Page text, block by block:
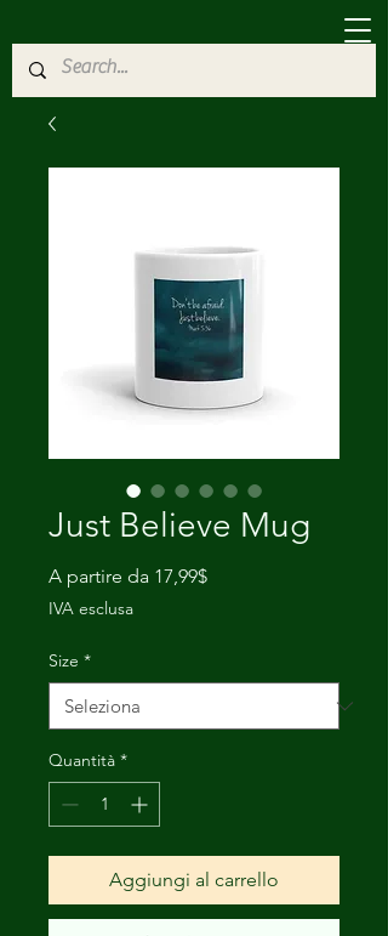
Just Believe Mug
A partire da 17,99$Prezzo
IVA esclusa
Size *
Quantità *
Aggiungi al carrello